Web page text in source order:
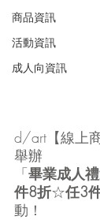
商品資訊
活動資訊
成人向資訊
d/art【線上
舉辦
「畢業成人
件8折☆任3
動！